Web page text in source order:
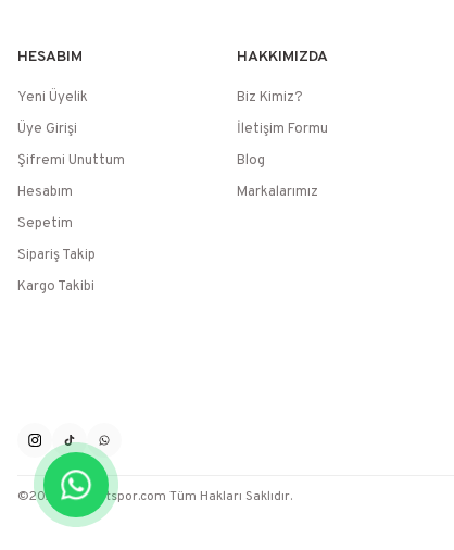
HESABIM
Yeni Üyelik
Üye Girişi
Şifremi Unuttum
Hesabım
Sepetim
Sipariş Takip
Kargo Takibi
HAKKIMIZDA
Biz Kimiz?
İletişim Formu
Blog
Markalarımız
©2026 / Muratspor.com Tüm Hakları Saklıdır.